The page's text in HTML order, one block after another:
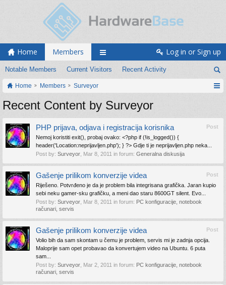
Home Members
Notable Members Current Visitors Recent Activity
Log in or Sign up
Home Members Surveyor
Recent Content by Surveyor
Post
PHP prijava, odjava i registracija korisnika
Nemoj koristiti exit(), probaj ovako: <?php if (!is_logged()) {
header('Location:neprijavljen.php'); } ?> Gdje ti je neprijavljen.php neka...
Post by: Surveyor Mar 8, 2011 in forum: Generalna diskusija
Post
Gašenje prilikom konverzije videa
Riješeno. Potvrđeno je da je problem bila integrisana grafička. Jaran kupio
sebi neku gamer-sku grafičku, a meni dao staru 8600GT silent. Evo...
Post by: Surveyor Mar 8, 2011 in forum: PC konfiguracije, notebook
računari, servis
Post
Gašenje prilikom konverzije videa
Volio bih da sam skontam u čemu je problem, servis mi je zadnja opcija.
Maloprije sam opet probavao da konvertujem video na Ubuntu. 6 puta
sam...
Post by: Surveyor Mar 2, 2011 in forum: PC konfiguracije, notebook
računari, servis